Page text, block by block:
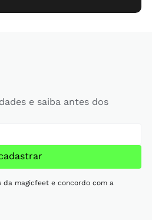
e saiba antes dos
magicfeet e concordo com a